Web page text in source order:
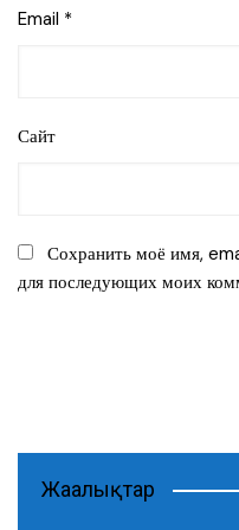
Email *
Сайт
Сохранить моё имя,
для последующих моих
Жаңалықтар